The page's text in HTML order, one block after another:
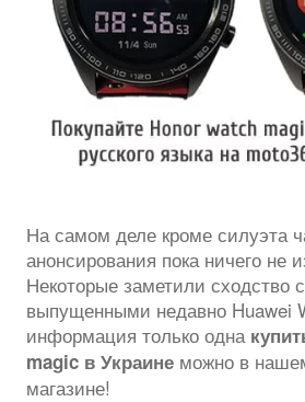
На самом деле кроме силуэта
анонсирования пока ничего не
Некоторые заметили сходство
выпущенными недавно Huawei
информация только одна
magic в Украине можно в
магазине!